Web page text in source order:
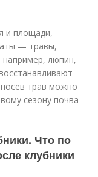
и площади,
— травы,
люпин,
трав можно
сезону почва
Что по
клубники